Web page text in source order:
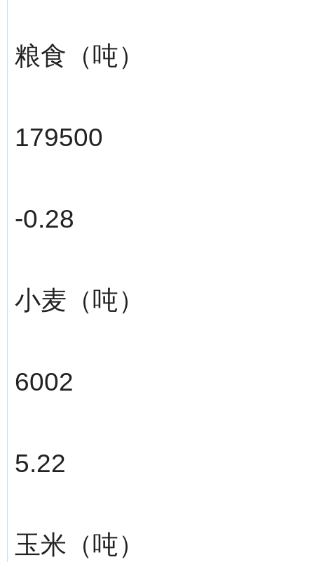
粮食（吨）
179500
-0.28
小麦（吨）
6002
5.22
玉米（吨）